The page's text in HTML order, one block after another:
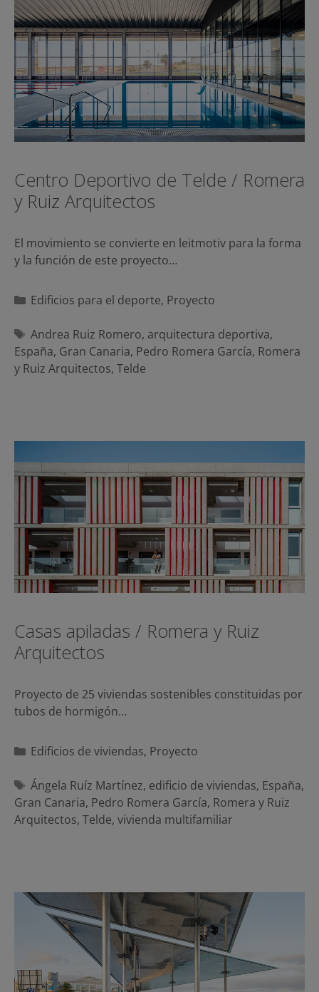
Centro Deportivo de Telde / Romera
y Ruiz Arquitectos
El movimiento se convierte en leitmotiv para la forma
y la función de este proyecto…
Categorías
Edificios para el deporte, Proyecto
Etiquetas
Andrea Ruiz Romero, arquitectura deportiva,
España, Gran Canaria, Pedro Romera García, Romera
y Ruiz Arquitectos, Telde
Casas apiladas / Romera y Ruiz
Arquitectos
Proyecto de 25 viviendas sostenibles constituidas por
tubos de hormigón…
Categorías
Edificios de viviendas, Proyecto
Etiquetas
Ángela Ruíz Martínez, edificio de viviendas, España,
Gran Canaria, Pedro Romera García, Romera y Ruiz
Arquitectos, Telde, vivienda multifamiliar